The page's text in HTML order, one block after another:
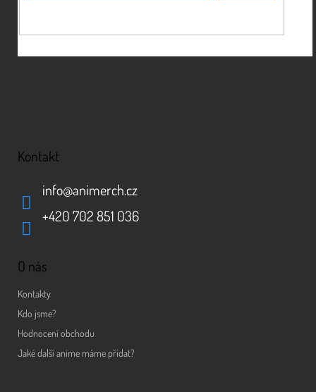
Kontakt
info@animerch.cz
+420 702 851 036
O nás
Kontakty
Kdo jsme?
Hodnocení obchodu
Jaké další anime máme přidat?